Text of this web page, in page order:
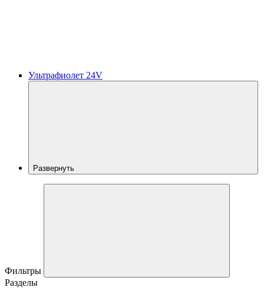
Ультрафиолет 24V
Развернуть
Фильтры
Разделы